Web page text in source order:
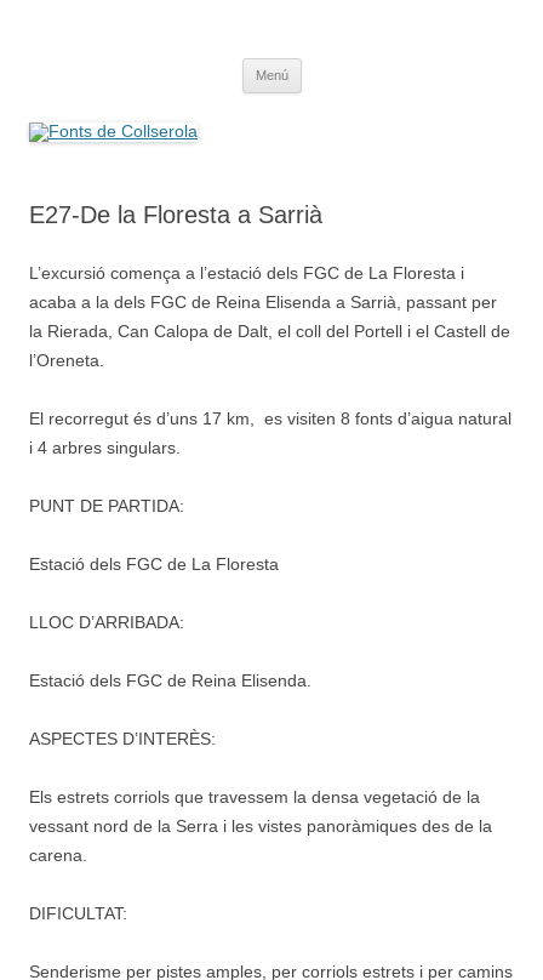
Menú
E27-De la Floresta a Sarrià
L’excursió comença a l’estació dels FGC de La Floresta i
acaba a la dels FGC de Reina Elisenda a Sarrià, passant per
la Rierada, Can Calopa de Dalt, el coll del Portell i el Castell de
l’Oreneta.
El recorregut és d’uns 17 km, es visiten 8 fonts d’aigua natural
i 4 arbres singulars.
PUNT DE PARTIDA:
Estació dels FGC de La Floresta
LLOC D’ARRIBADA:
Estació dels FGC de Reina Elisenda.
ASPECTES D’INTERÈS:
Els estrets corriols que travessem la densa vegetació de la
vessant nord de la Serra i les vistes panoràmiques des de la
carena.
DIFICULTAT:
Senderisme per pistes amples, per corriols estrets i per camins